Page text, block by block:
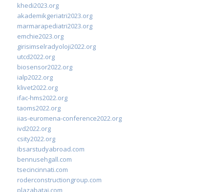
khedi2023.org
akademikgeriatri2023.org
marmarapediatri2023.org
emchie2023.org
girisimselradyoloji2022.org
utcd2022.org
biosensor2022.org
ialp2022.org
klivet2022.org
ifac-hms2022.org
taoms2022.org
iias-euromena-conference2022.org
ivd2022.org
csity2022.org
ibsarstudyabroad.com
bennusehgall.com
tsecincinnati.com
roderconstructiongroup.com
plazabatai.com